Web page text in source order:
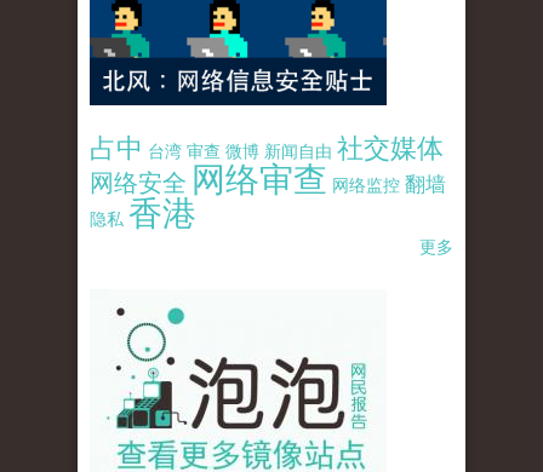
占中 台湾 审查 微博 新闻自由 社交媒体
网络安全 网络审查 网络监控 翻墙
隐私 香港
更多
pao-pao-banner-mirror-site-120814.jpg